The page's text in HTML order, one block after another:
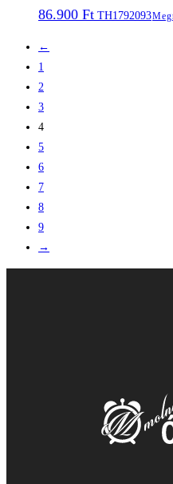
86.900 Ft TH1792093
←
1
2
3
4
5
6
7
8
9
→